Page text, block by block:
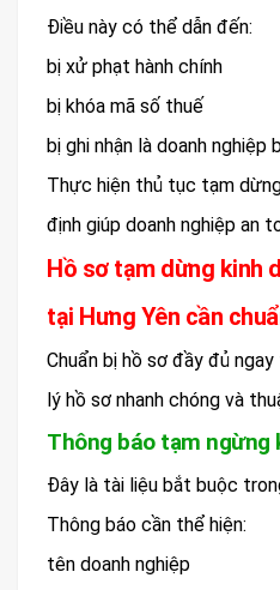
Điều này có thể dẫn đến:
bị xử phạt hành chính
bị khóa mã số thuế
bị ghi nhận là doanh nghiệp
Thực hiện thủ tục tạm
định giúp doanh nghiệp an
Hồ sơ tạm dừng kinh
tại Hưng Yên cần
Chuẩn bị hồ sơ đầy đủ
lý hồ sơ nhanh chóng và
Thông báo tạm ngừng
Đây là tài liệu bắt buộc
Thông báo cần thể hiện:
tên doanh nghiệp